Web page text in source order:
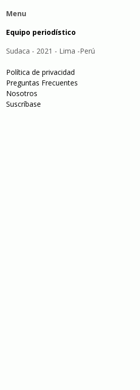
Menu
Equipo periodístico
Sudaca - 2021 - Lima -Perú
Política de privacidad
Preguntas Frecuentes
Nosotros
Suscríbase